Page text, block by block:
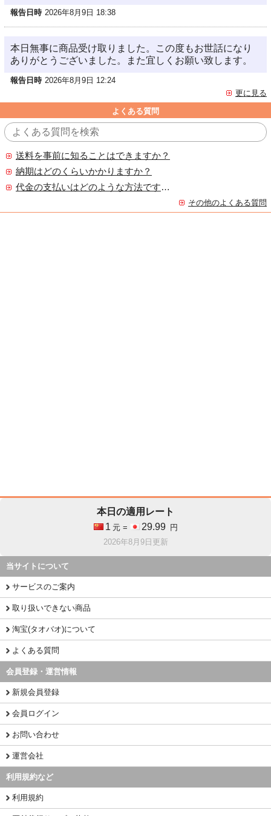
報告日時 2026年8月9日 18:38
本日無事に商品受け取りました。この度もお世話になり
ありがとうございました。また宜しくお願い致します。
報告日時 2026年8月9日 12:24
更に見る
よくある質問
送料を事前に知ることはできますか？
納期はどのくらいかかりますか？
代金の支払いはどのような方法ですか？
その他のよくある質問
本日の適用レート
1 元 = 29.99
円
2026年8月9日更新
当サイトについて
サービスのご案内
取り扱いできない商品
淘宝(タオバオ)について
よくある質問
会員登録・運営情報
新規会員登録
会員ログイン
お問い合わせ
運営会社
利用規約など
利用規約